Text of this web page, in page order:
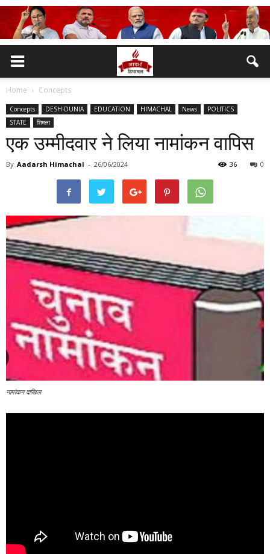
Home Concepts
Concepts DESH-DUNIA EDUCATION HIMACHAL News
POLITICS
STATE
शिमला
एक उम्मीदवार ने लिया नामांकन वापिस
By Aadarsh Himachal - 26/06/2024 0
36
नामांकन दाखिल